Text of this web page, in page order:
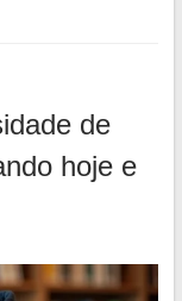
de
hoje e